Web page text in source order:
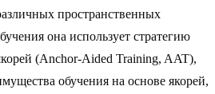
пространственных
она использует стратегию
(Anchor-Aided Training, AAT),
обучения на основе якорей,